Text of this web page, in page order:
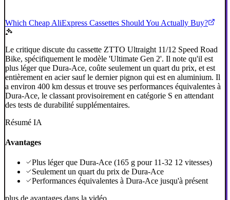
Which Cheap AliExpress Cassettes Should You Actually Buy?
Le critique discute du cassette ZTTO Ultraight 11/12 Speed Road
Bike, spécifiquement le modèle 'Ultimate Gen 2'. Il note qu'il est
plus léger que Dura-Ace, coûte seulement un quart du prix, et est
entièrement en acier sauf le dernier pignon qui est en aluminium. Il
a environ 400 km dessus et trouve ses performances équivalentes à
Dura-Ace, le classant provisoirement en catégorie S en attendant
des tests de durabilité supplémentaires.
Résumé IA
Avantages
Plus léger que Dura-Ace (165 g pour 11-32 12 vitesses)
Seulement un quart du prix de Dura-Ace
Performances équivalentes à Dura-Ace jusqu'à présent